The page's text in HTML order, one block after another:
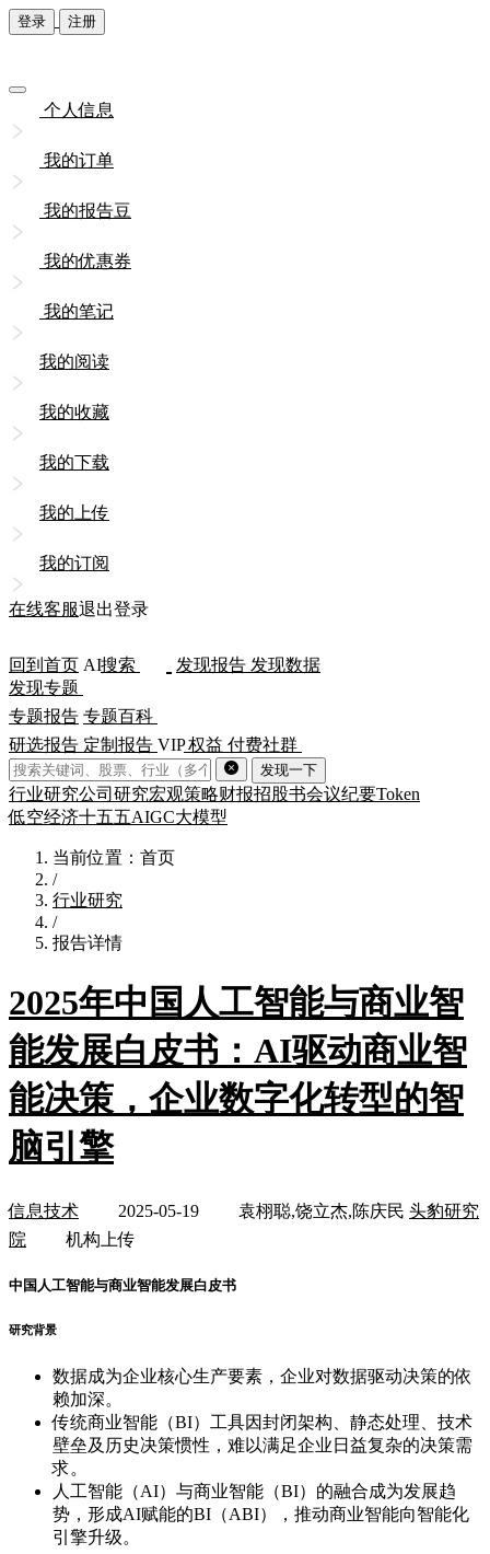
登录 注册
个人信息
我的订单
我的报告豆
我的优惠券
我的笔记
我的阅读
我的收藏
我的下载
我的上传
我的订阅
在线客服退出登录
回到首页 AI搜索 发现报告 发现数据
发现专题
专题报告 专题百科
研选报告 定制报告 VIP权益 付费社群
发现一下
行业研究公司研究宏观策略财报招股书会议纪要Token
低空经济十五五AIGC大模型
当前位置：首页
/
行业研究
/
报告详情
2025年中国人工智能与商业智
能发展白皮书：AI驱动商业智
能决策，企业数字化转型的智
脑引擎
信息技术 2025-05-19 袁栩聪,饶立杰,陈庆民 头豹研究
院
机构上传
中国人工智能与商业智能发展白皮书
研究背景
数据成为企业核心生产要素，企业对数据驱动决策的依
赖加深。
传统商业智能（BI）工具因封闭架构、静态处理、技术
壁垒及历史决策惯性，难以满足企业日益复杂的决策需
求。
人工智能（AI）与商业智能（BI）的融合成为发展趋
势，形成AI赋能的BI（ABI），推动商业智能向智能化
引擎升级。